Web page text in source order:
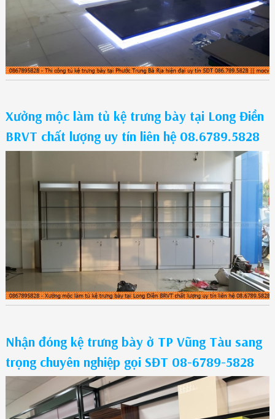
Xưởng mộc làm tủ kệ trưng bày tại Long Điền
BRVT chất lượng uy tín liên hệ 08.6789.5828
Nhận đóng kệ trưng bày ở TP Vũng Tàu sang
trọng chuyên nghiệp gọi SĐT 08-6789-5828